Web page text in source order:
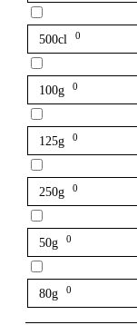
500cl 0
100g 0
125g 0
250g 0
50g 0
80g 0